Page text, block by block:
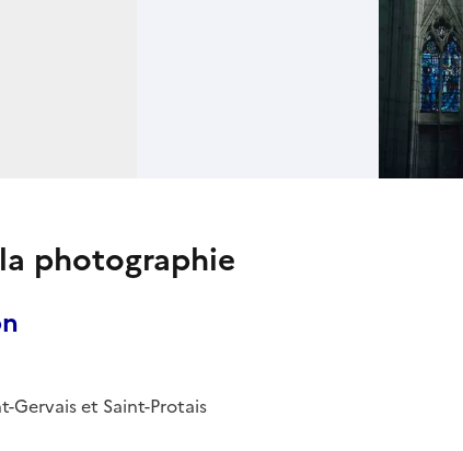
photographie
Gervais et Saint-Protais